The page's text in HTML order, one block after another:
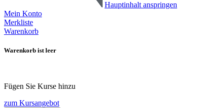
Hauptinhalt anspringen
Mein Konto
Merkliste
Warenkorb
Warenkorb ist leer
Fügen Sie Kurse hinzu
zum Kursangebot